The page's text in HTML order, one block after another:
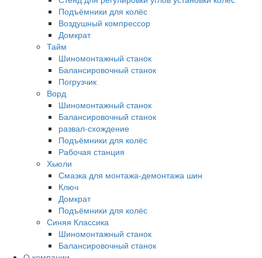
Подъёмники для колёс
Воздушный компрессор
Домкрат
Тайм
Шиномонтажный станок
Балансировочный станок
Погрузчик
Ворд
Шиномонтажный станок
Балансировочный станок
развал-схождение
Подъёмники для колёс
Рабочая станция
Хьюли
Смазка для монтажа-демонтажа шин
Ключ
Домкрат
Подъёмники для колёс
Синяя Классика
Шиномонтажный станок
Балансировочный станок